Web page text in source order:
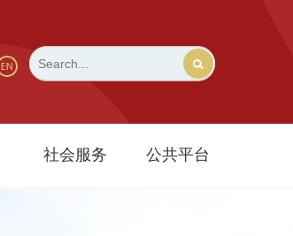
社会服务 公共平台